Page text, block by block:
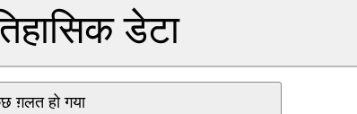
डेटा
ग़लत हो गया